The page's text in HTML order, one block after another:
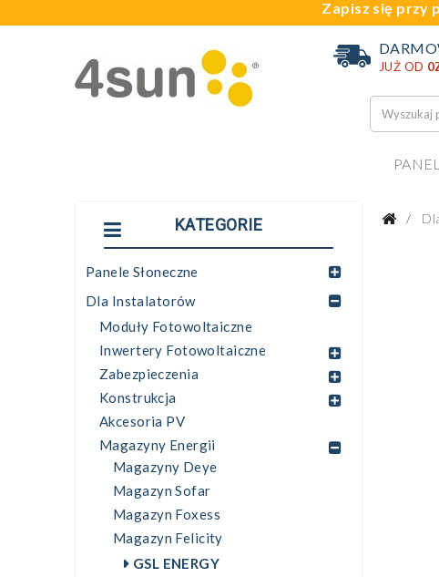
Zapisz się przy
JUŻ OD
KATEGORIE
Panele Słoneczne
Dla Instalatorów
Moduły Fotowoltaiczne
Inwertery Fotowoltaiczne
Zabezpieczenia
Konstrukcja
Akcesoria PV
Magazyny Energii
Magazyny Deye
Magazyn Sofar
Magazyn Foxess
Magazyn Felicity
GSL ENERGY